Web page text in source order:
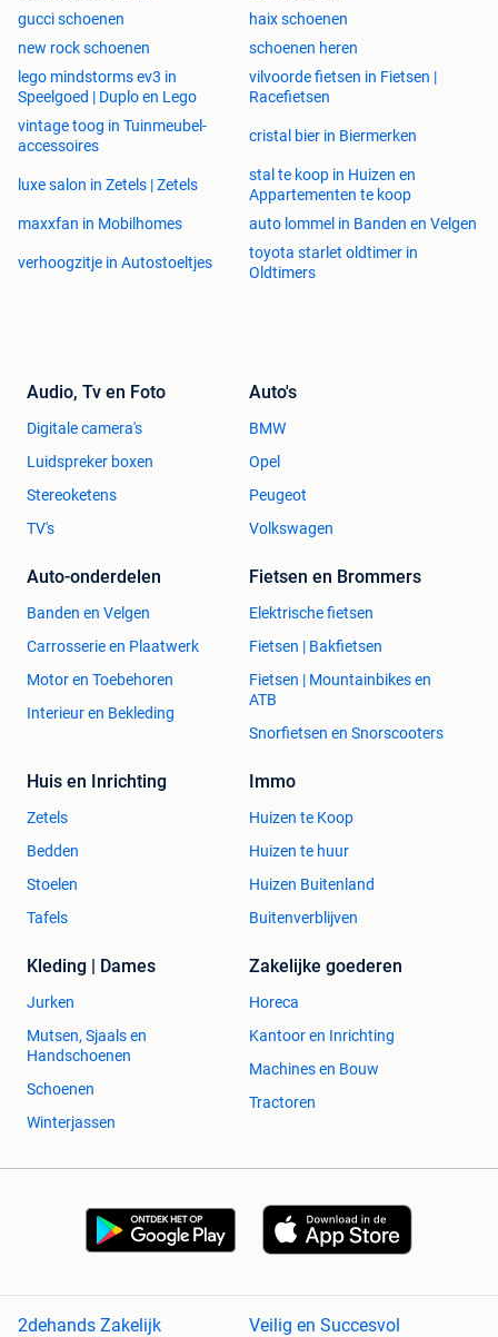
gucci schoenen
haix schoenen
new rock schoenen
schoenen heren
lego mindstorms ev3 in
Speelgoed | Duplo en Lego
vilvoorde fietsen in Fietsen |
Racefietsen
vintage toog in Tuinmeubel-
accessoires
cristal bier in Biermerken
luxe salon in Zetels | Zetels
stal te koop in Huizen en
Appartementen te koop
maxxfan in Mobilhomes
auto lommel in Banden en Velgen
verhoogzitje in Autostoeltjes
toyota starlet oldtimer in
Oldtimers
Audio, Tv en Foto
Digitale camera's
Luidspreker boxen
Stereoketens
TV's
Auto's
BMW
Opel
Peugeot
Volkswagen
Auto-onderdelen
Banden en Velgen
Carrosserie en Plaatwerk
Motor en Toebehoren
Interieur en Bekleding
Fietsen en Brommers
Elektrische fietsen
Fietsen | Bakfietsen
Fietsen | Mountainbikes en
ATB
Snorfietsen en Snorscooters
Huis en Inrichting
Zetels
Bedden
Stoelen
Tafels
Immo
Huizen te Koop
Huizen te huur
Huizen Buitenland
Buitenverblijven
Kleding | Dames
Jurken
Mutsen, Sjaals en
Handschoenen
Schoenen
Winterjassen
Zakelijke goederen
Horeca
Kantoor en Inrichting
Machines en Bouw
Tractoren
2dehands Zakelijk Veilig en Succesvol